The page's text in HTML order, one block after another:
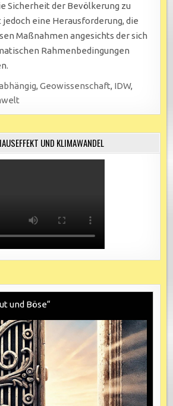
Sicherheit der Bevölkerung zu
eine Herausforderung, die
Maßnahmen angesichts der sich
Rahmenbedingungen
,Geowissenschaft, IDW,
UND KLIMAWANDEL
und Böse“